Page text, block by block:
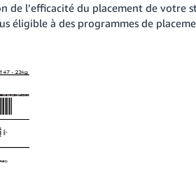
de l’efficacité du placement de votre
éligible à des programmes de